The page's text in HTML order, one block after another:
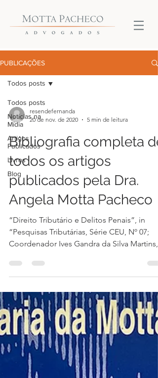
PUBLICAÇÕES
Todos posts
Notícias na
Mídia
Artigos
Publicados
Livros
Blog
Todos posts
resendefernanda
20 de nov. de 2020
5 min de leitura
Bibliografia completa de
todos os artigos
publicados pela Dra.
Angela Motta Pacheco
“Direito Tributário e Delitos Penais”, in
“Pesquisas Tributárias, Série CEU, Nº 07;
Coordenador Ives Gandra da Silva Martins,